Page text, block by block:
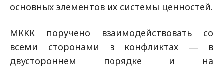
основных элементов их системы ценностей.
МККК поручено взаимодействовать со
всеми сторонами в конфликтах ― в
двустороннем порядке и на